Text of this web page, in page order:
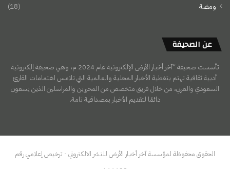
ومضة
(18)
عن الصحيفة
تأسست صحيفة “آخر أخبار الأرض الإلكترونية عام 2024 م، وهي صحيفة إلكترونية
أدبية ثقافية تهتم بتغطية الأخبار المحلية والعالمية التي تلامس اهتمامات القارئ
السعودي والعربي، من خلال فريق متخصص من المحررين والمراسلين الذين يسعون
دائمًا لتقديم الأخبار بمصداقية تامة.
الحقوق محفوظة لمؤسسة آخر أخبار الأرض للنشر الالكتروني - ترخيص إعلامي رقم